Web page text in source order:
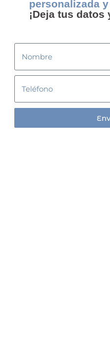
personalizada
¡Deja tus datos